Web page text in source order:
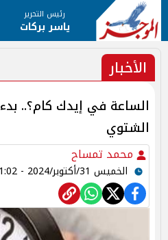
رئيس التحرير
ياسر بركات
الأخبار
الساعة في إيدك كام؟..
الشتوي
محمد تمساح
الخميس 31/أكتوبر/2024 - 11:02 م